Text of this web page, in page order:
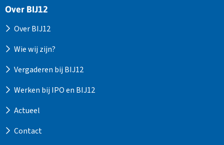
Over BIJ12
Over BIJ12
Wie wij zijn?
Vergaderen bij BIJ12
Werken bij IPO en BIJ12
Actueel
Contact